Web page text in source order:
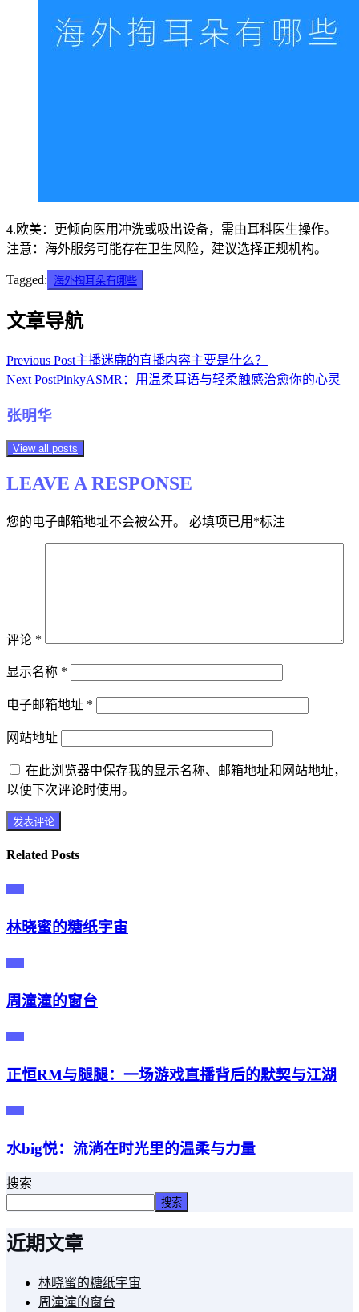
4.欧美：更倾向医用冲洗或吸出设备，需由耳科医生操作。
注意：海外服务可能存在卫生风险，建议选择正规机构。
Tagged: 海外掏耳朵有哪些
文章导航
Previous Post主播迷鹿的直播内容主要是什么？
Next PostPinkyASMR：用温柔耳语与轻柔触感治愈你的心灵
张明华
View all posts
LEAVE A RESPONSE
您的电子邮箱地址不会被公开。 必填项已用 *标注
评论 *
显示名称 *
电子邮箱地址 *
网站地址
在此浏览器中保存我的显示名称、邮箱地址和网站地址，
以便下次评论时使用。
Related Posts
林晓蜜的糖纸宇宙
周潼潼的窗台
正恒RM与腿腿：一场游戏直播背后的默契与江湖
水big悦：流淌在时光里的温柔与力量
搜索
搜索
近期文章
林晓蜜的糖纸宇宙
周潼潼的窗台